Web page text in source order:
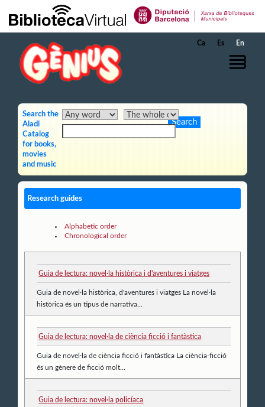
Skip to Main Content
Ca Es En
Search the
Aladi
Catalog
for books,
movies
and music
Research guides
Alphabetic order
Chronological order
Guia de lectura: novel·la històrica i d'aventures i viatges
Guia de novel·la històrica, d'aventures i viatges La novel·la
històrica és un tipus de narrativa...
Guia de lectura: novel·la de ciència ficció i fantàstica
Guia de novel·la de ciència ficció i fantàstica La ciència-ficció
és un gènere de ficció molt...
Guia de lectura: novel·la policíaca